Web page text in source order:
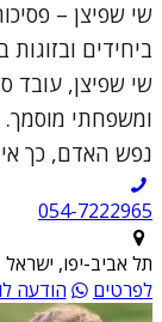
ביחידים ובזוגות
ומשפחתי מוסמך.
נפש האדם, כך
054-7222965
תל אביב-יפו, ישראל
לפרטים
הודעה